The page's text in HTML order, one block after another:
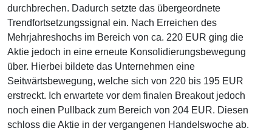
durchbrechen. Dadurch setzte das übergeordnete
Trendfortsetzungssignal ein. Nach Erreichen des
Mehrjahreshochs im Bereich von ca. 220 EUR ging die
Aktie jedoch in eine erneute Konsolidierungsbewegung
über. Hierbei bildete das Unternehmen eine
Seitwärtsbewegung, welche sich von 220 bis 195 EUR
erstreckt. Ich erwartete vor dem finalen Breakout jedoch
noch einen Pullback zum Bereich von 204 EUR. Diesen
schloss die Aktie in der vergangenen Handelswoche ab.